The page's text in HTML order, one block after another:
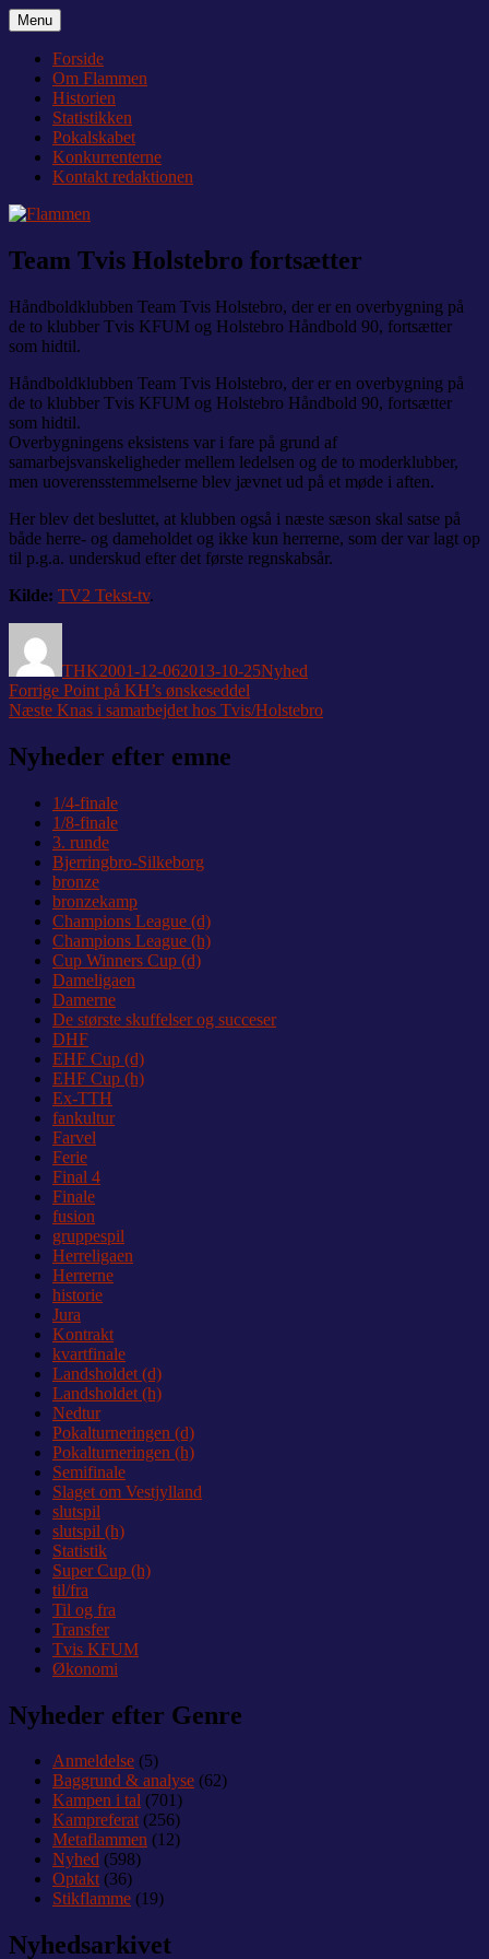
Videre
til
indhold
Flammen
Nyheder og debat om Team Tvis Holstebro
Menu
Forside
Om Flammen
Historien
Statistikken
Pokalskabet
Konkurrenterne
Kontakt redaktionen
Team Tvis Holstebro fortsætter
Håndboldklubben Team Tvis Holstebro, der er en overbygning på
de to klubber Tvis KFUM og Holstebro Håndbold 90, fortsætter
som hidtil.
Håndboldklubben Team Tvis Holstebro, der er en overbygning på
de to klubber Tvis KFUM og Holstebro Håndbold 90, fortsætter
som hidtil.
Overbygningens eksistens var i fare på grund af
samarbejsvanskeligheder mellem ledelsen og de to moderklubber,
men uoverensstemmelserne blev jævnet ud på et møde i aften.
Her blev det besluttet, at klubben også i næste sæson skal satse på
både herre- og dameholdet og ikke kun herrerne, som der var lagt op
til p.g.a. underskud efter det første regnskabsår.
Kilde: TV2 Tekst-tv.
THK2001-12-062013-10-25Nyhed
Indlægsnavigation
Forrige Forrige
indlæg:
Point på KH’s ønskeseddel
Næste Næste
Knas i samarbejdet hos Tvis/Holstebro
Nyheder efter emne
1/4-finale
1/8-finale
3. runde
Bjerringbro-Silkeborg
bronze
bronzekamp
Champions League (d)
Champions League (h)
Cup Winners Cup (d)
Dameligaen
Damerne
De største skuffelser og succeser
DHF
EHF Cup (d)
EHF Cup (h)
Ex-TTH
fankultur
Farvel
Ferie
Final 4
Finale
fusion
gruppespil
Herreligaen
Herrerne
historie
Jura
Kontrakt
kvartfinale
Landsholdet (d)
Landsholdet (h)
Nedtur
Pokalturneringen (d)
Pokalturneringen (h)
Semifinale
Slaget om Vestjylland
slutspil
slutspil (h)
Statistik
Super Cup (h)
til/fra
Til og fra
Transfer
Tvis KFUM
Økonomi
Nyheder efter Genre
Anmeldelse (5)
Baggrund & analyse (62)
Kampen i tal (701)
Kampreferat(256)
Metaflammen (12)
Nyhed (598)
Optakt(36)
Stikflamme (19)
Nyhedsarkivet